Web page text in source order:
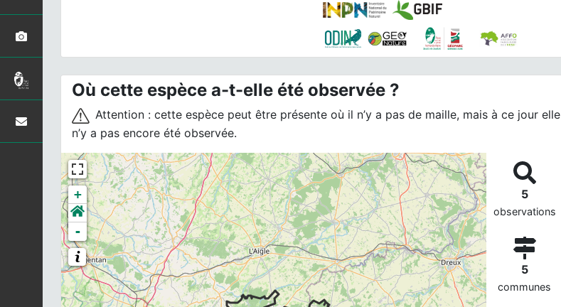
Où cette espèce a-t-elle été observée ?
Attention : cette espèce peut être présente où il n’y a pas de maille, mais à ce jour elle
n’y a pas encore été observée.
+
-
5
observations
5
communes